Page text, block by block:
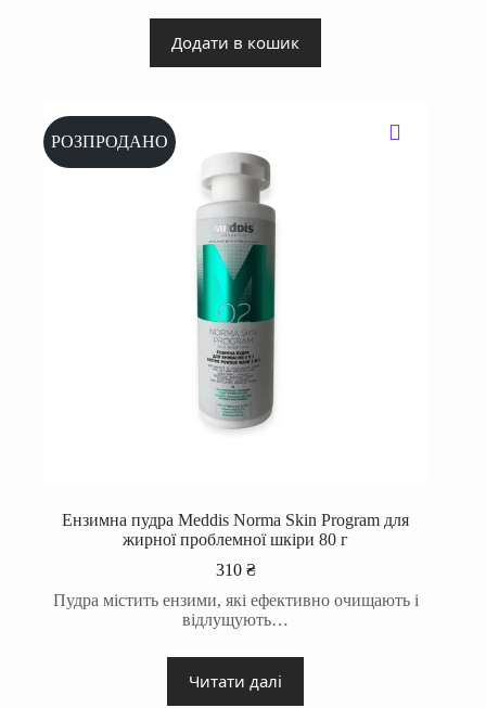
Додати в кошик
РОЗПРОДАНО
Ензимна пудра Meddis Norma Skin Program для
жирної проблемної шкіри 80 г
310 ₴
Пудра містить ензими, які ефективно очищають і
відлущують…
Читати далі